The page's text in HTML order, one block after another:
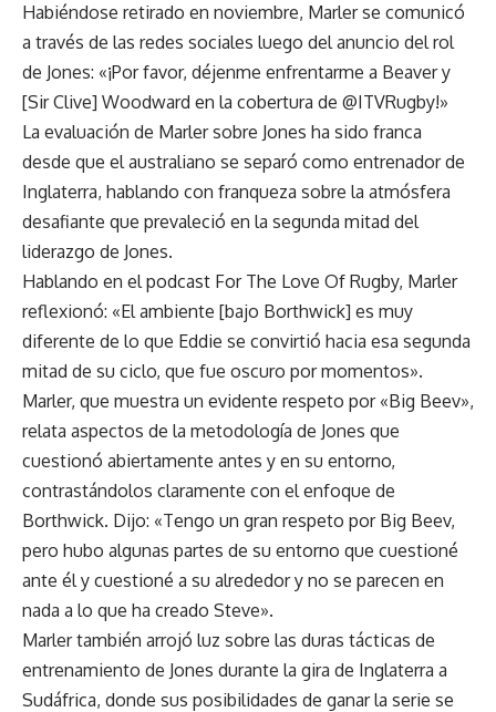
Habiéndose retirado en noviembre, Marler se comunicó
a través de las redes sociales luego del anuncio del rol
de Jones: «¡Por favor, déjenme enfrentarme a Beaver y
[Sir Clive] Woodward en la cobertura de @ITVRugby!»
La evaluación de Marler sobre Jones ha sido franca
desde que el australiano se separó como entrenador de
Inglaterra, hablando con franqueza sobre la atmósfera
desafiante que prevaleció en la segunda mitad del
liderazgo de Jones.
Hablando en el podcast For The Love Of Rugby, Marler
reflexionó: «El ambiente [bajo Borthwick] es muy
diferente de lo que Eddie se convirtió hacia esa segunda
mitad de su ciclo, que fue oscuro por momentos».
Marler, que muestra un evidente respeto por «Big Beev»,
relata aspectos de la metodología de Jones que
cuestionó abiertamente antes y en su entorno,
contrastándolos claramente con el enfoque de
Borthwick. Dijo: «Tengo un gran respeto por Big Beev,
pero hubo algunas partes de su entorno que cuestioné
ante él y cuestioné a su alrededor y no se parecen en
nada a lo que ha creado Steve».
Marler también arrojó luz sobre las duras tácticas de
entrenamiento de Jones durante la gira de Inglaterra a
Sudáfrica, donde sus posibilidades de ganar la serie se